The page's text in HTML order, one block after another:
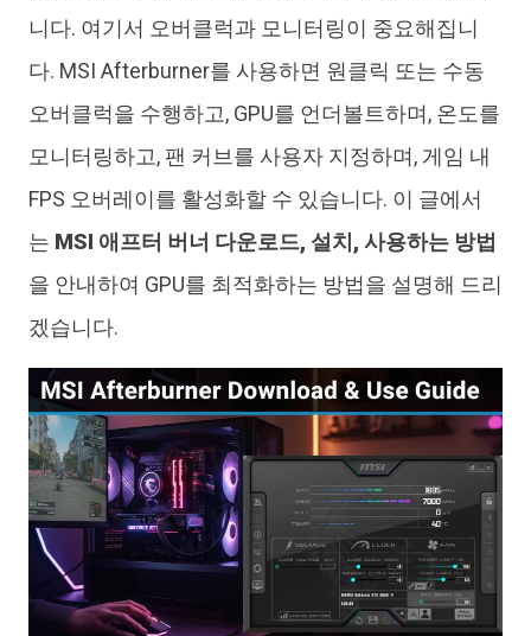
니다. 여기서 오버클럭과 모니터링이 중요해집니
다. MSI Afterburner를 사용하면 원클릭 또는 수동
오버클럭을 수행하고, GPU를 언더볼트하며, 온도를
모니터링하고, 팬 커브를 사용자 지정하며, 게임 내
FPS 오버레이를 활성화할 수 있습니다. 이 글에서
는 MSI 애프터 버너 다운로드, 설치, 사용하는 방법
을 안내하여 GPU를 최적화하는 방법을 설명해 드리
겠습니다.